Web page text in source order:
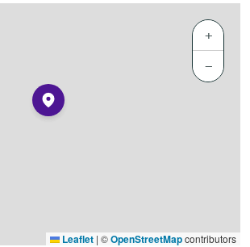
+
−
Leaflet | ©OpenStreetMapcontributors